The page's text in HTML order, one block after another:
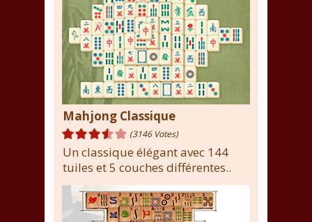
Mahjong Classique
(3146 Votes)
Un classique élégant avec 144
tuiles et 5 couches différentes..